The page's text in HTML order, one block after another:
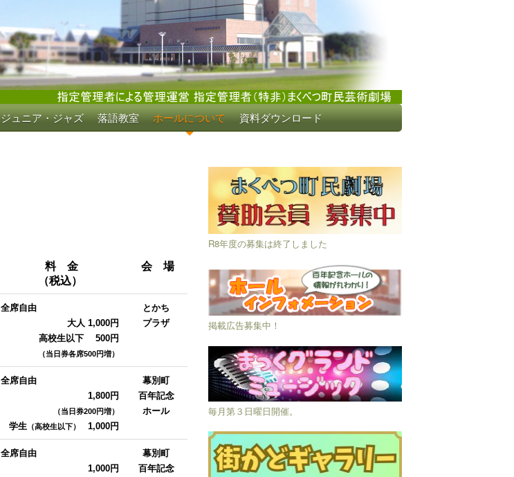
ジュニア・ジャズ 落語教室 ホールについて 資料ダウンロード
料 金
（税込）
会 場
全席自由
大人 1,000円
高校生以下 500円
（当日券各席500円増）
とかち
プラザ
全席自由
1,800円
（当日券200円増）
学生 （高校生以下） 1,000円
幕別町
百年記念
ホール
全席自由
1,000円
幕別町
百年記念
R8年度の募集は終了しました
掲載広告募集中！
毎月第３日曜日開催。